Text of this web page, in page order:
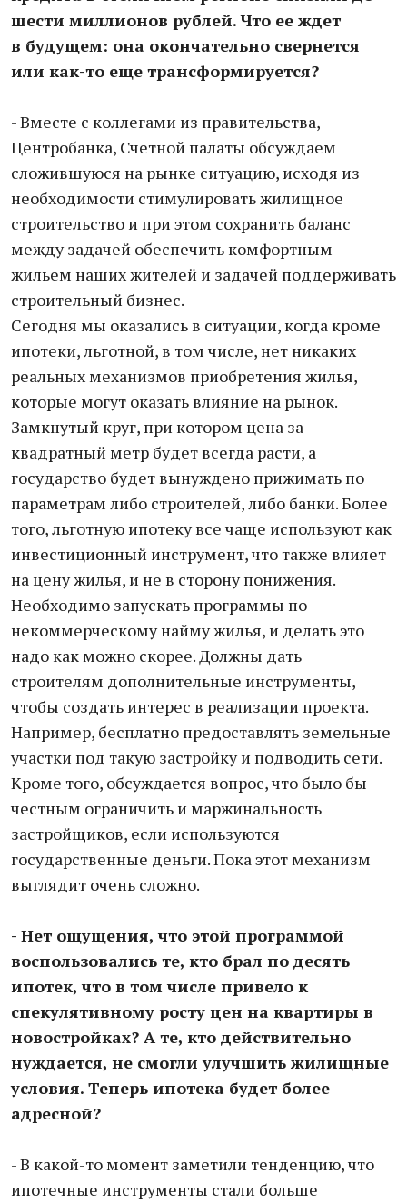
шести миллионов рублей. Что ее ждет
в будущем: она окончательно свернется
или как-то еще трансформируется?
- Вместе с коллегами из правительства,
Центробанка, Счетной палаты обсуждаем
сложившуюся на рынке ситуацию, исходя из
необходимости стимулировать жилищное
строительство и при этом сохранить баланс
между задачей обеспечить комфортным
жильем наших жителей и задачей поддерживать
строительный бизнес.
Сегодня мы оказались в ситуации, когда кроме
ипотеки, льготной, в том числе, нет никаких
реальных механизмов приобретения жилья,
которые могут оказать влияние на рынок.
Замкнутый круг, при котором цена за
квадратный метр будет всегда расти, а
государство будет вынуждено прижимать по
параметрам либо строителей, либо банки. Более
того, льготную ипотеку все чаще используют как
инвестиционный инструмент, что также влияет
на цену жилья, и не в сторону понижения.
Необходимо запускать программы по
некоммерческому найму жилья, и делать это
надо как можно скорее. Должны дать
строителям дополнительные инструменты,
чтобы создать интерес в реализации проекта.
Например, бесплатно предоставлять земельные
участки под такую застройку и подводить сети.
Кроме того, обсуждается вопрос, что было бы
честным ограничить и маржинальность
застройщиков, если используются
государственные деньги. Пока этот механизм
выглядит очень сложно.
- Нет ощущения, что этой программой
воспользовались те, кто брал по десять
ипотек, что в том числе привело к
спекулятивному росту цен на квартиры в
новостройках? А те, кто действительно
нуждается, не смогли улучшить жилищные
условия. Теперь ипотека будет более
адресной?
- В какой-то момент заметили тенденцию, что
ипотечные инструменты стали больше